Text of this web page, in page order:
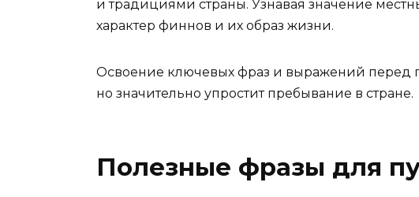
и традициями страны. Узнавая значение
характер финнов и их образ жизни.
Освоение ключевых фраз и выражений перед
но значительно упростит пребывание в стране.
Полезные фразы для